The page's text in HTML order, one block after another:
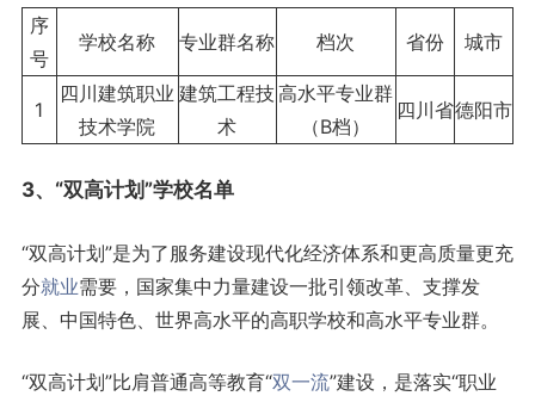
序
号
学校名称 专业群名称 档次 省份 城市
1
四川建筑职业
技术学院
建筑工程技
术
高水平专业群
（B档）
四川省德阳市
3、“双高计划”学校名单
“双高计划”是为了服务建设现代化经济体系和更高质量更充
分就业需要，国家集中力量建设一批引领改革、支撑发
展、中国特色、世界高水平的高职学校和高水平专业群。
“双高计划”比肩普通高等教育“双一流”建设，是落实“职业